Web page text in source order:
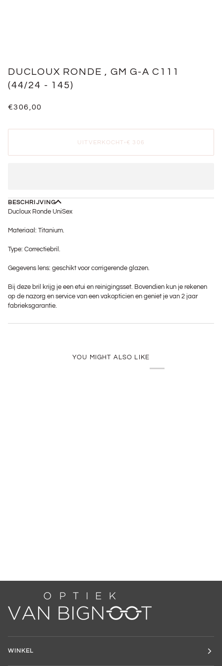
DUCLOUX RONDE , GM G-A C111
(44/24 - 145)
€306,00
UITVERKOCHT € 306
BESCHRIJVING
Ducloux Ronde UniSex
Materiaal: Titanium.
Type: Correctiebril.
Gegevens lens: geschikt voor corrigerende glazen.
Bij deze bril krijg je een etui en reinigingsset. Bovendien kun je rekenen
op de nazorg en service van een vakopticien en geniet je van 2 jaar
fabrieksgarantie.
YOU MIGHT ALSO LIKE
WINKEL